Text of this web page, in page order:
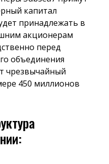
капитал
принадлежать в
акционерам
перед
объединения
чрезвычайный
450 миллионов